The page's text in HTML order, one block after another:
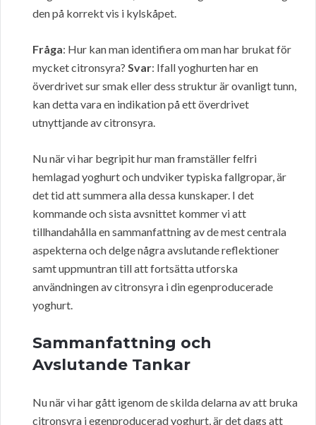
den på korrekt vis i kylskåpet.
Fråga: Hur kan man identifiera om man har brukat för
mycket citronsyra? Svar: Ifall yoghurten har en
överdrivet sur smak eller dess struktur är ovanligt tunn,
kan detta vara en indikation på ett överdrivet
utnyttjande av citronsyra.
Nu när vi har begripit hur man framställer felfri
hemlagad yoghurt och undviker typiska fallgropar, är
det tid att summera alla dessa kunskaper. I det
kommande och sista avsnittet kommer vi att
tillhandahålla en sammanfattning av de mest centrala
aspekterna och delge några avslutande reflektioner
samt uppmuntran till att fortsätta utforska
användningen av citronsyra i din egenproducerade
yoghurt.
Sammanfattning och
Avslutande Tankar
Nu när vi har gått igenom de skilda delarna av att bruka
citronsyra i egenproducerad yoghurt, är det dags att